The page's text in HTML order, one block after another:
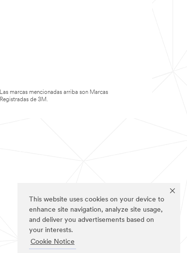
This website uses cookies on your device to
enhance site navigation, analyze site usage,
and deliver you advertisements based on
your interests.
Cookie Notice
Las marcas mencionadas arriba son Marcas
Registradas de 3M.